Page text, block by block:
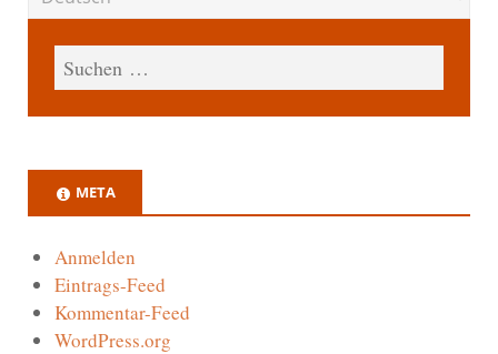
META
Anmelden
Eintrags-Feed
Kommentar-Feed
WordPress.org